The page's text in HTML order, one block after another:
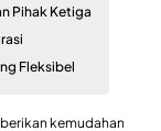
Pihak Ketiga
Fleksibel
kemudahan